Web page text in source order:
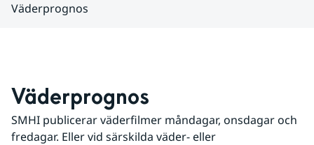
Väderprognos
Väderprognos
SMHI publicerar väderfilmer måndagar, onsdagar och
fredagar. Eller vid särskilda väder- eller